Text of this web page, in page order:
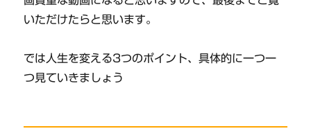
いただけたらと思います。
では人生を変える3つのポイント、具体的に一つ一
つ見ていきましょう